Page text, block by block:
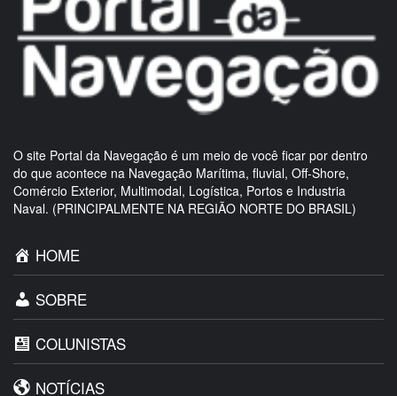
O site Portal da Navegação é um meio de você ficar por dentro
do que acontece na Navegação Marítima, fluvial, Off-Shore,
Comércio Exterior, Multimodal, Logística, Portos e Industria
Naval. (PRINCIPALMENTE NA REGIÃO NORTE DO BRASIL)
HOME
SOBRE
COLUNISTAS
NOTÍCIAS